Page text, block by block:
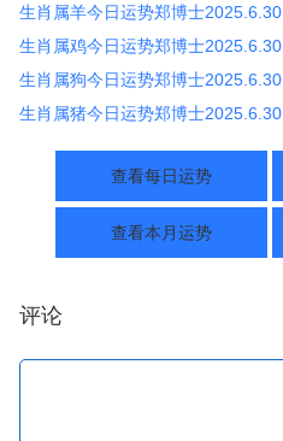
生肖属羊今日运势郑博士2025.6.30
生肖属鸡今日运势郑博士2025.6.30
生肖属狗今日运势郑博士2025.6.30
生肖属猪今日运势郑博士2025.6.30
查看每日运势
查看本月运势
评论